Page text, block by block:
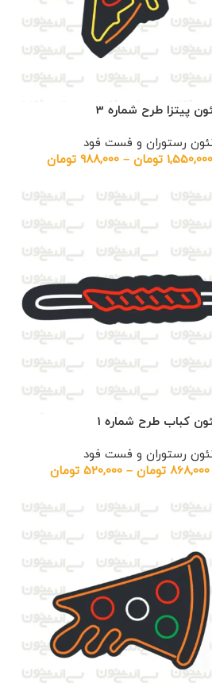
پیتزا طرح شماره 3
رستوران و فست فود
1,550,000 تومان –
988,000 تومان
کباب طرح شماره 1
رستوران و فست فود
868,000 تومان –
520,000 تومان